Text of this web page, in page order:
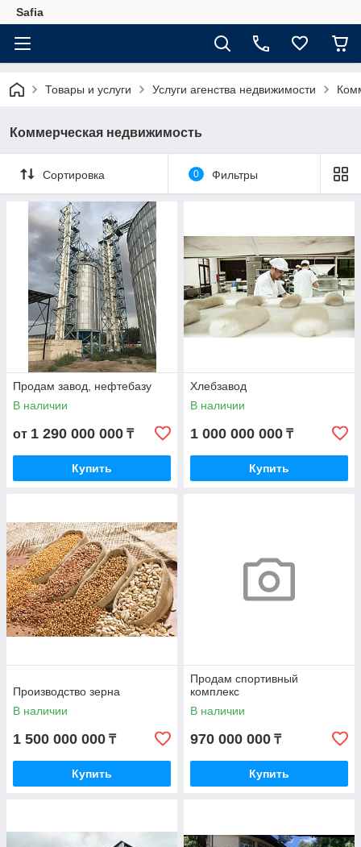
Safia
Товары и услуги Услуги агенства недвижимости
Коммерческая недвижимость
Сортировка 0 Фильтры
Продам завод, нефтебазу
В наличии
от 1 290 000 000 ₸
Купить
Хлебзавод
В наличии
1 000 000 000 ₸
Купить
Производство зерна
В наличии
1 500 000 000 ₸
Купить
Продам спортивный
комплекс
В наличии
970 000 000 ₸
Купить